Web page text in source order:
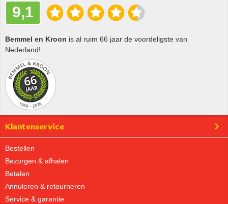
9,1
Bemmel en Kroon is al ruim 66 jaar de voordeligste van
Nederland!
Klantenservice
Bestellen
Bezorgen & afhalen
Betalen
Annuleren & retourneren
Service & garantie